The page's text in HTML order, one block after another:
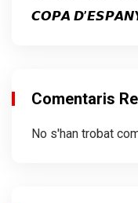
𝘾𝙊𝙋𝘼
Comentaris
No s'han trobat